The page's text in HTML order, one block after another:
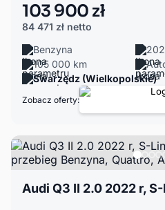
103 900 zł
84 471 zł netto
Benzyna
105 000 km
Swarzędz (Wielkopolskie)
Zobacz oferty: